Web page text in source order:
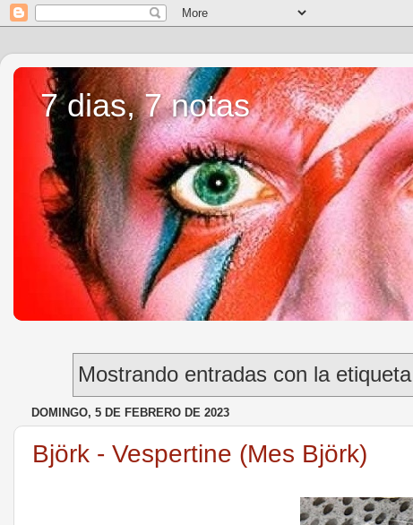
7 dias, 7 notas
Mostrando entradas con la etiqueta
DOMINGO, 5 DE FEBRERO DE 2023
Björk - Vespertine (Mes Björk)